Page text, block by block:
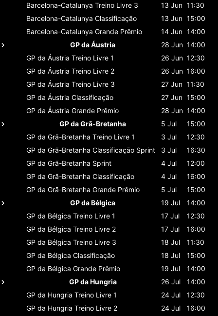
Barcelona-Catalunya Treino Livre 3 13 Jun 11:30
Barcelona-Catalunya Classificaçāo 13 Jun 15:00
Barcelona-Catalunya Grande Prêmio 14 Jun 14:00
GP da Áustria
28 Jun 14:00
GP da Áustria Treino Livre 1 26 Jun 12:30
GP da Áustria Treino Livre 2 26 Jun 16:00
GP da Áustria Treino Livre 3 27 Jun 11:30
GP da Áustria Classificaçāo 27 Jun 15:00
GP da Áustria Grande Prêmio 28 Jun 14:00
GP da Grã-Bretanha
5 Jul
15:00
GP da Grã-Bretanha Treino Livre 1 3 Jul
12:30
GP da Grã-Bretanha Classificaçāo Sprint 3 Jul
16:30
GP da Grã-Bretanha Sprint 4 Jul
12:00
GP da Grã-Bretanha Classificaçāo 4 Jul
16:00
GP da Grã-Bretanha Grande Prêmio 5 Jul
15:00
GP da Bélgica
19 Jul
14:00
GP da Bélgica Treino Livre 1 17 Jul
12:30
GP da Bélgica Treino Livre 2 17 Jul
16:00
GP da Bélgica Treino Livre 3 18 Jul
11:30
GP da Bélgica Classificaçāo 18 Jul
15:00
GP da Bélgica Grande Prêmio 19 Jul
14:00
GP da Hungria
26 Jul
14:00
GP da Hungria Treino Livre 1 24 Jul
12:30
GP da Hungria Treino Livre 2 24 Jul
16:00